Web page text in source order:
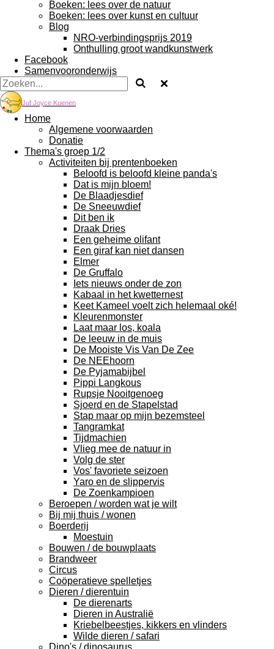
Boeken: lees over de natuur
Boeken: lees over kunst en cultuur
Blog
NRO-verbindingsprijs 2019
Onthulling groot wandkunstwerk
Facebook
Samenvooronderwijs
Juf Joyce Kuenen
Home
Algemene voorwaarden
Donatie
Thema's groep 1/2
Activiteiten bij prentenboeken
Beloofd is beloofd kleine panda's
Dat is mijn bloem!
De Blaadjesdief
De Sneeuwdief
Dit ben ik
Draak Dries
Een geheime olifant
Een giraf kan niet dansen
Elmer
De Gruffalo
Iets nieuws onder de zon
Kabaal in het kwetternest
Keet Kameel voelt zich helemaal oké!
Kleurenmonster
Laat maar los, koala
De leeuw in de muis
De Mooiste Vis Van De Zee
De NEEhoorn
De Pyjamabijbel
Pippi Langkous
Rupsje Nooitgenoeg
Sjoerd en de Stapelstad
Stap maar op mijn bezemsteel
Tangramkat
Tijdmachien
Vlieg mee de natuur in
Volg de ster
Vos' favoriete seizoen
Yaro en de slippervis
De Zoenkampioen
Beroepen / worden wat je wilt
Bij mij thuis / wonen
Boerderij
Moestuin
Bouwen / de bouwplaats
Brandweer
Circus
Coöperatieve spelletjes
Dieren / dierentuin
De dierenarts
Dieren in Australië
Kriebelbeestjes, kikkers en vlinders
Wilde dieren / safari
Dino's / dinosaurus